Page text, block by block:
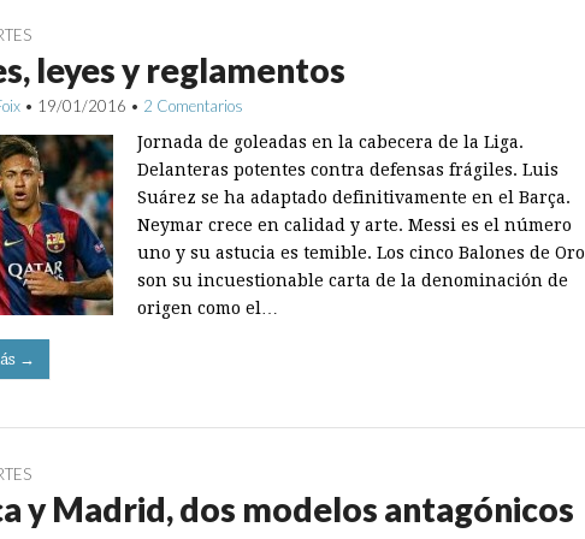
leyes y reglamentos
• 19/01/2016 • 2 Comentarios
Jornada de goleadas en la cabecera de la Liga.
Delanteras potentes contra defensas frágiles. Luis
Suárez se ha adaptado definitivamente en el Barça.
Neymar crece en calidad y arte. Messi es el número
uno y su astucia es temible. Los cinco Balones de Oro
son su incuestionable carta de la denominación de
origen como el…
→
y Madrid, dos modelos antagónicos